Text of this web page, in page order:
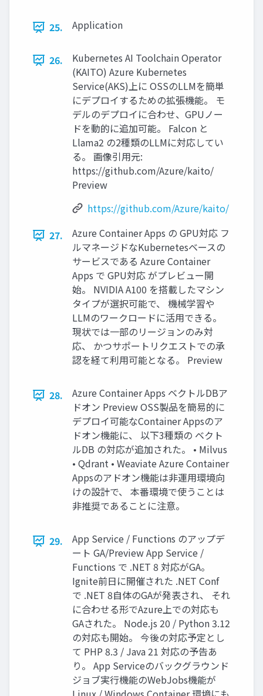
25. Application
26.
Kubernetes AI Toolchain Operator
(KAITO) Azure Kubernetes
Service(AKS)上に OSSのLLMを簡単
にデプロイするための拡張機能。 モ
デルのデプロイに合わせ、GPUノー
ドを動的に追加可能。 Falcon と
Llama2 の2種類のLLMに対応してい
る。 画像引用元:
https://github.com/Azure/kaito/
Preview
https://github.com/Azure/kaito/
27.
Azure Container Apps の GPU対応 フ
ルマネージドなKubernetesベースの
サービスである Azure Container
Apps で GPU対応 がプレビュー開
始。 NVIDIA A100 を搭載したマシン
タイプが選択可能で、 機械学習や
LLMのワークロードに活用できる。
現状では一部のリージョンのみ対
応、 かつサポートリクエストでの承
認を経て利用可能となる。 Preview
28.
Azure Container Apps ベクトルDBア
ドオン Preview OSS製品を簡易的に
デプロイ可能なContainer Appsのア
ドオン機能に、 以下3種類の ベクト
ルDB の対応が追加された。 • Milvus
• Qdrant • Weaviate Azure Container
Appsのアドオン機能は非運用環境向
けの設計で、 本番環境で使うことは
非推奨であることに注意。
29.
App Service / Functions のアップデ
ート GA/Preview App Service /
Functions で .NET 8 対応がGA。
Ignite前日に開催された .NET Conf
で .NET 8自体のGAが発表され、 それ
に合わせる形でAzure上での対応も
GAされた。 Node.js 20 / Python 3.12
の対応も開始。 今後の対応予定とし
て PHP 8.3 / Java 21 対応の予告あ
り。 App Serviceのバックグラウンド
ジョブ実行機能のWebJobs機能が